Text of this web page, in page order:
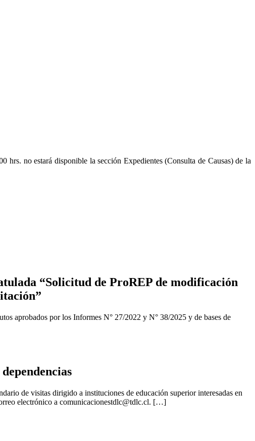
no estará disponible la sección Expedientes (Consulta de Causas) de la
“Solicitud de ProREP de modificación
aprobados por los Informes N° 27/2022 y N° 38/2025 y de bases de
de visitas dirigido a instituciones de educación superior interesadas en
electrónico a comunicacionestdlc@tdlc.cl. […]